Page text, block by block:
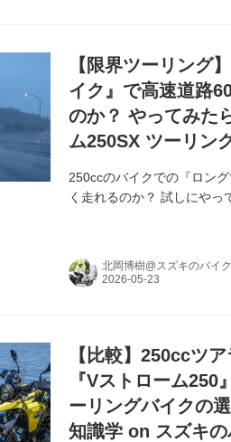
【限界ツーリング
イク』で高速道路
のか？ やってみた
ム250SX ツーリン
250ccのバイクでの『ロン
く走れるのか？ 試しにやっ
北岡博樹@スズキのバイク
【比較】250ccツ
『Vストローム
ーリングバイクの
知識学 on スズキの